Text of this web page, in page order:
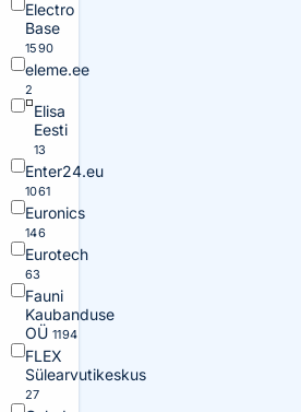
Electro
Base
1590
eleme.ee
2
Elisa
Eesti
13
Enter24.eu
1061
Euronics
146
Eurotech
63
Fauni
Kaubanduse
OÜ 1194
FLEX
Sülearvutikeskus
27